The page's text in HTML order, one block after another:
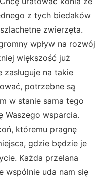
z tych biedaków
zwierzęta.
wpływ na rozwój
większość już
zasługuje na takie
potrzebne są
w stanie sama tego
Waszego wsparcia.
któremu pragnę
gdzie będzie je
Każda przelana
wspólnie uda nam się